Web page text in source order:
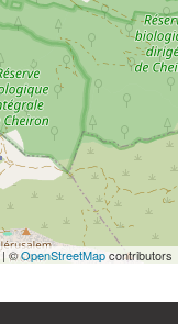
| ©OpenStreetMapcontributors